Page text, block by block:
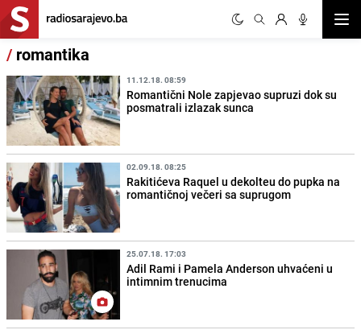
/ romantika
11.12.18. 08:59
Romantični Nole zapjevao supruzi dok su
posmatrali izlazak sunca
02.09.18. 08:25
Rakitićeva Raquel u dekolteu do pupka na
romantičnoj večeri sa suprugom
25.07.18. 17:03
Adil Rami i Pamela Anderson uhvaćeni u
intimnim trenucima